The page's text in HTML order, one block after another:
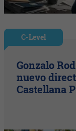
C-Level
Gonzalo
nuevo
Castellana